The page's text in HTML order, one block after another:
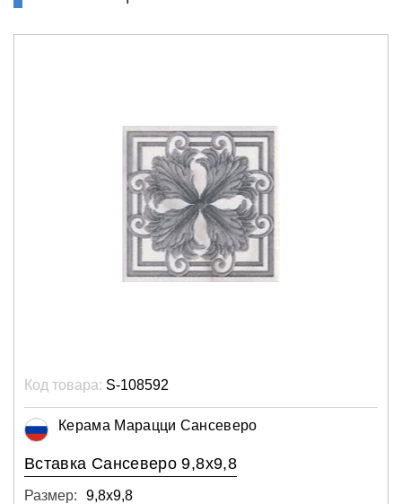
Код товара: S-108592
Керама Марацци Сансеверо
Вставка Сансеверо 9,8х9,8
Размер:
9,8х9,8